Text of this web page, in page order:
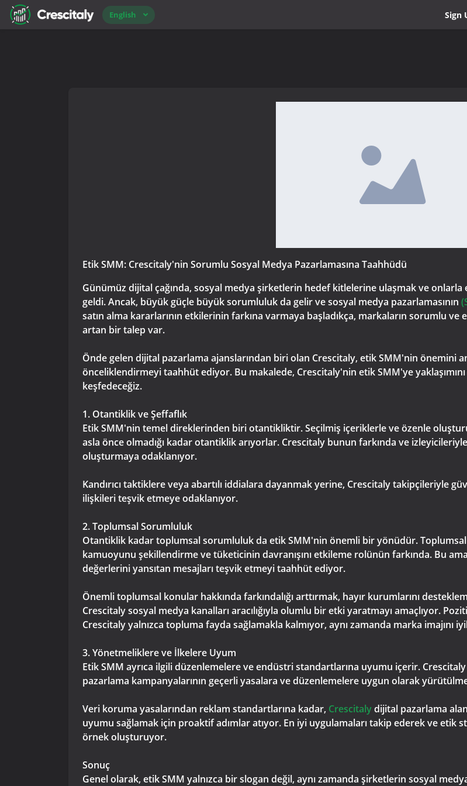
English Sign
Etik SMM: Crescitaly'nin Sorumlu Sosyal Medya Pazarlamasına Taahhüdü
Günümüz dijital çağında, sosyal medya şirketlerin hedef kitlelerine ulaşmak ve
geldi. Ancak, büyük güçle büyük sorumluluk da gelir ve sosyal medya pazarlamasının
satın alma kararlarının etkilerinin farkına varmaya başladıkça, markaların sorumlu
artan bir talep var.
Önde gelen dijital pazarlama ajanslarından biri olan Crescitaly, etik SMM'nin önemini
önceliklendirmeyi taahhüt ediyor. Bu makalede, Crescitaly'nin etik SMM'ye
keşfedeceğiz.
1. Otantiklik ve Şeffaflık
Etik SMM'nin temel direklerinden biri otantikliktir. Seçilmiş içeriklerle ve özenle
asla önce olmadığı kadar otantiklik arıyorlar. Crescitaly bunun farkında ve
oluşturmaya odaklanıyor.
Kandırıcı taktiklere veya abartılı iddialara dayanmak yerine, Crescitaly takipçileriyle
ilişkileri teşvik etmeye odaklanıyor.
2. Toplumsal Sorumluluk
Otantiklik kadar toplumsal sorumluluk da etik SMM'nin önemli bir yönüdür.
kamuoyunu şekillendirme ve tüketicinin davranışını etkileme rolünün farkında. Bu
değerlerini yansıtan mesajları teşvik etmeyi taahhüt ediyor.
Önemli toplumsal konular hakkında farkındalığı arttırmak, hayır kurumlarını
Crescitaly sosyal medya kanalları aracılığıyla olumlu bir etki yaratmayı amaçlıyor.
Crescitaly yalnızca topluma fayda sağlamakla kalmıyor, aynı zamanda marka imajını
3. Yönetmeliklere ve İlkelere Uyum
Etik SMM ayrıca ilgili düzenlemelere ve endüstri standartlarına uyumu içerir.
pazarlama kampanyalarının geçerli yasalara ve düzenlemelere uygun olarak
Veri koruma yasalarından reklam standartlarına kadar, Crescitalydijital pazarlama
uyumu sağlamak için proaktif adımlar atıyor. En iyi uygulamaları takip ederek ve
örnek oluşturuyor.
Sonuç
Genel olarak, etik SMM yalnızca bir slogan değil, aynı zamanda şirketlerin sosyal